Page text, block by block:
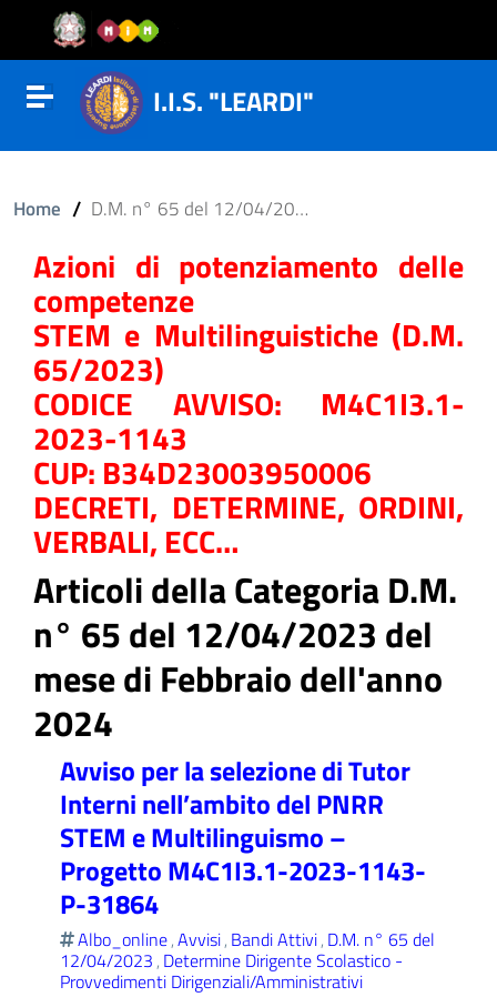
Vai al contenuto
Vail al menu di navigazione
Vai al footer
Attiva disattiva la navigazione
del sito
I.I.S. "LEARDI"
Home / D.M. n° 65 del 12/04/2023
Azioni di potenziamento delle
competenze
STEM e Multilinguistiche (D.M.
65/2023)
CODICE AVVISO: M4C1I3.1-
2023-1143
CUP: B34D23003950006
DECRETI, DETERMINE, ORDINI,
VERBALI, ECC…
Articoli della Categoria D.M.
n° 65 del 12/04/2023 del
mese di Febbraio dell'anno
2024
Avviso per la selezione di Tutor
Interni nell’ambito del PNRR
STEM e Multilinguismo –
Progetto M4C1I3.1-2023-1143-
P-31864
Albo_online,Avvisi, Bandi Attivi, D.M. n° 65 del
12/04/2023, Determine Dirigente Scolastico -
Provvedimenti Dirigenziali/Amministrativi